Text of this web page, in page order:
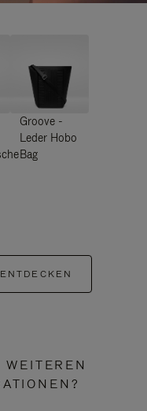
Groove -
Leder Hobo
Bag